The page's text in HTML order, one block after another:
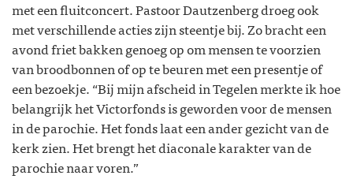
met een fluitconcert. Pastoor Dautzenberg droeg ook
met verschillende acties zijn steentje bij. Zo bracht een
avond friet bakken genoeg op om mensen te voorzien
van broodbonnen of op te beuren met een presentje of
een bezoekje. “Bij mijn afscheid in Tegelen merkte ik hoe
belangrijk het Victorfonds is geworden voor de mensen
in de parochie. Het fonds laat een ander gezicht van de
kerk zien. Het brengt het diaconale karakter van de
parochie naar voren.”